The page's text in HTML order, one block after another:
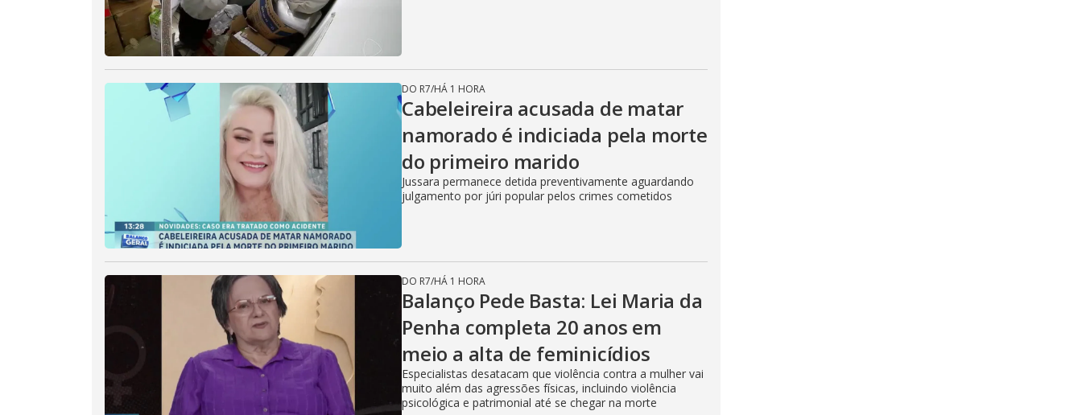
DO R7/HÁ 1 HORA
Cabeleireira acusada de matar
namorado é indiciada pela morte
do primeiro marido
Jussara permanece detida preventivamente aguardando
julgamento por júri popular pelos crimes cometidos
DO R7/HÁ 1 HORA
Balanço Pede Basta: Lei Maria da
Penha completa 20 anos em
meio a alta de feminicídios
Especialistas desatacam que violência contra a mulher vai
muito além das agressões físicas, incluindo violência
psicológica e patrimonial até se chegar na morte